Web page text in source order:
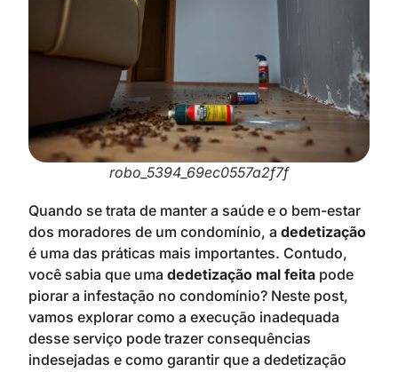
robo_5394_69ec0557a2f7f
Quando se trata de manter a saúde e o bem-estar
dos moradores de um condomínio, a dedetização
é uma das práticas mais importantes. Contudo,
você sabia que uma dedetização mal feita pode
piorar a infestação no condomínio? Neste post,
vamos explorar como a execução inadequada
desse serviço pode trazer consequências
indesejadas e como garantir que a dedetização